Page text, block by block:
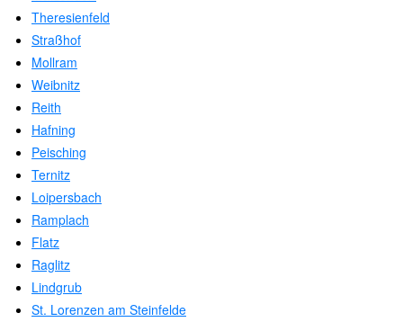
Theresienfeld
Straßhof
Mollram
Weibnitz
Reith
Hafning
Peisching
Ternitz
Loipersbach
Ramplach
Flatz
Raglitz
Lindgrub
St. Lorenzen am Steinfelde